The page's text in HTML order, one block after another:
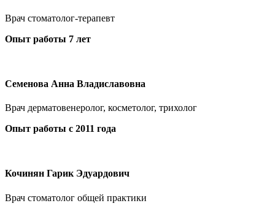
Врач стоматолог-терапевт
Опыт работы 7 лет
Семенова Анна Владиславовна
Врач дерматовенеролог, косметолог, трихолог
Опыт работы с 2011 года
Кочинян Гарик Эдуардович
Врач стоматолог общей практики